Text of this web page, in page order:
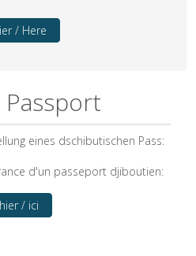
/ Here
Passport
eines dschibutischen Pass:
d'un passeport djiboutien:
hier / ici